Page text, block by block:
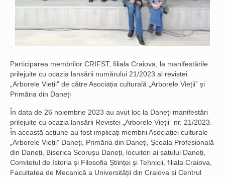
Participarea membrilor CRIFST, filiala Craiova, la manifestările
prilejuite cu ocazia lansării numărului 21/2023 al revistei
„Arborele Vieții” de către Asociația culturală „Arborele Vieții” și
Primăria din Daneți
În data de 26 noiembrie 2023 au avut loc la Daneți manifestări
prilejuite cu ocazia lansării Revistei „Arborele Vieții” nr. 21/2023.
În această acțiune au fost implicați membrii Asociației culturale
„Arborele Vieții” Daneți, Primăria din Daneți, Școala Profesională
din Daneți, Biserica Scorușu Daneți, locuitori ai satului Daneți,
Comitetul de Istoria și Filosofia Științei și Tehnicii, filiala Craiova,
Facultatea de Mecanică a Universității din Craiova și Centrul